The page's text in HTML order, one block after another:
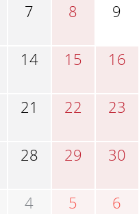
7 8 9
14 15 16
21 22 23
28 29 30
4 5 6